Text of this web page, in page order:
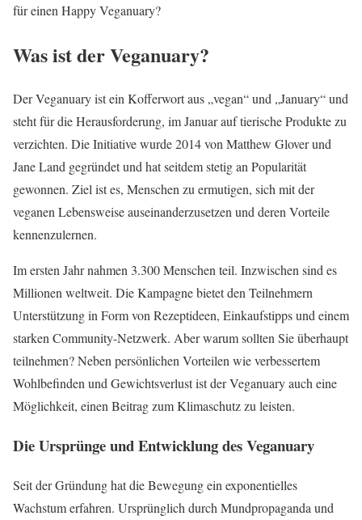
für einen Happy Veganuary?
Was ist der Veganuary?
Der Veganuary ist ein Kofferwort aus „vegan“ und „January“ und
steht für die Herausforderung, im Januar auf tierische Produkte zu
verzichten. Die Initiative wurde 2014 von Matthew Glover und
Jane Land gegründet und hat seitdem stetig an Popularität
gewonnen. Ziel ist es, Menschen zu ermutigen, sich mit der
veganen Lebensweise auseinanderzusetzen und deren Vorteile
kennenzulernen.
Im ersten Jahr nahmen 3.300 Menschen teil. Inzwischen sind es
Millionen weltweit. Die Kampagne bietet den Teilnehmern
Unterstützung in Form von Rezeptideen, Einkaufstipps und einem
starken Community-Netzwerk. Aber warum sollten Sie überhaupt
teilnehmen? Neben persönlichen Vorteilen wie verbessertem
Wohlbefinden und Gewichtsverlust ist der Veganuary auch eine
Möglichkeit, einen Beitrag zum Klimaschutz zu leisten.
Die Ursprünge und Entwicklung des Veganuary
Seit der Gründung hat die Bewegung ein exponentielles
Wachstum erfahren. Ursprünglich durch Mundpropaganda und